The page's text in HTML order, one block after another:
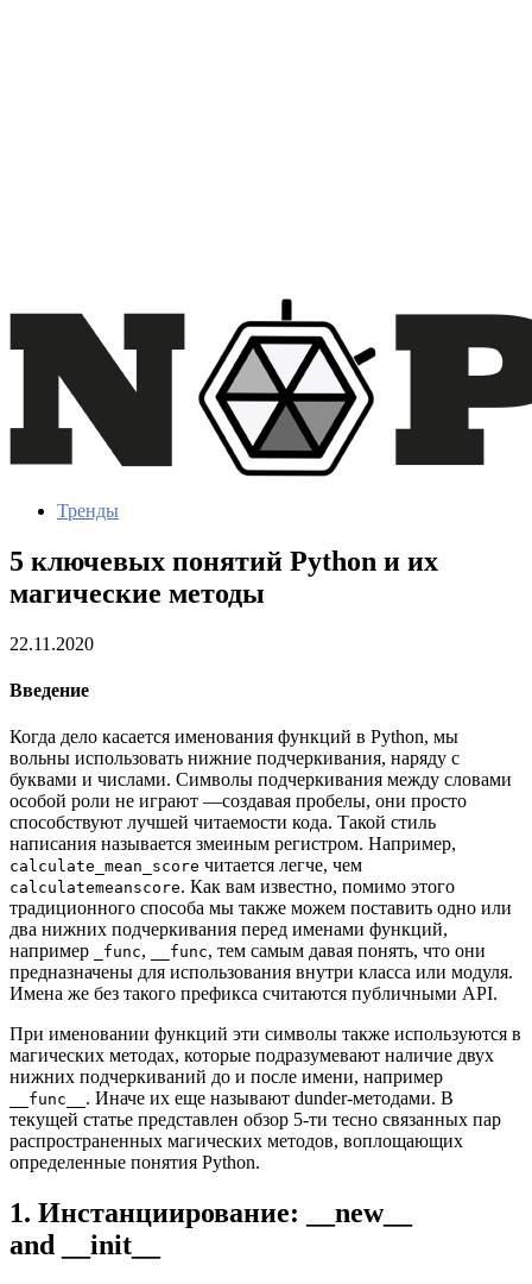
Тренды
5 ключевых понятий Python и их
магические методы
22.11.2020
Введение
Когда дело касается именования функций в Python, мы
вольны использовать нижние подчеркивания, наряду с
буквами и числами. Символы подчеркивания между словами
особой роли не играют —создавая пробелы, они просто
способствуют лучшей читаемости кода. Такой стиль
написания называется змеиным регистром. Например,
calculate_mean_score читается легче, чем
calculatemeanscore. Как вам известно, помимо этого
традиционного способа мы также можем поставить одно или
два нижних подчеркивания перед именами функций,
например
_func, __func, тем самым давая понять, что они
предназначены для использования внутри класса или модуля.
Имена же без такого префикса считаются публичными API.
При именовании функций эти символы также используются в
магических методах, которые подразумевают наличие двух
нижних подчеркиваний до и после имени, например
__func__ . Иначе их еще называют dunder-методами. В
текущей статье представлен обзор 5-ти тесно связанных пар
распространенных магических методов, воплощающих
определенные понятия Python.
1. Инстанциирование: __new__
and __init__